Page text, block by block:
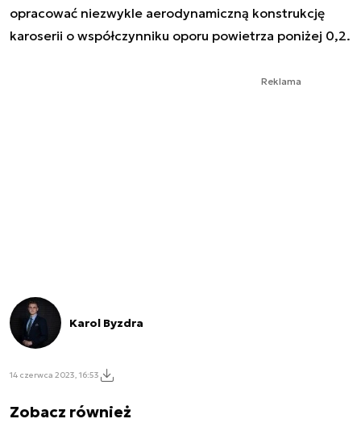
opracować niezwykle aerodynamiczną konstrukcję
karoserii o współczynniku oporu powietrza poniżej 0,2.
Reklama
Karol Byzdra
14 czerwca 2023, 16:53
Zobacz również